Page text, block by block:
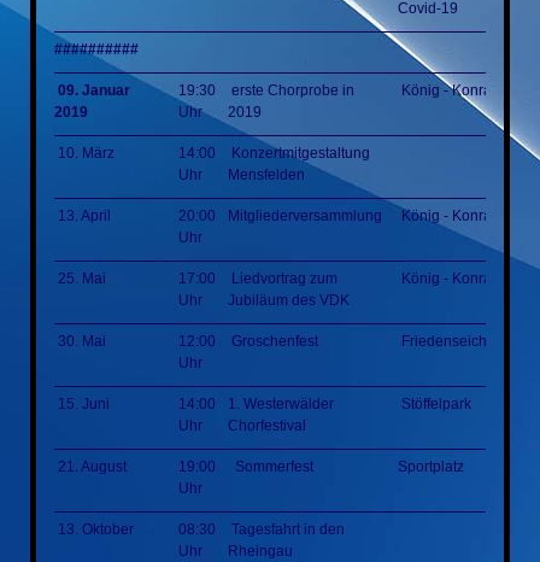
Covid-19
##########
09. Januar
2019
19:30
Uhr
erste Chorprobe in
2019
König - Konrad -
10. März
14:00
Uhr
Konzertmitgestaltung
Mensfelden
13. April
20:00
Uhr
Mitgliederversammlung König - Konrad -
25. Mai
17:00
Uhr
Liedvortrag zum
Jubiläum des VDK
König - Konrad -
30. Mai
12:00
Uhr
Groschenfest Friedenseiche
15. Juni
14:00
Uhr
1. Westerwälder
Chorfestival
Stöffelpark
21. August
19:00
Uhr
Sommerfest Sportplatz
13. Oktober
08:30
Uhr
Tagesfahrt in den
Rheingau